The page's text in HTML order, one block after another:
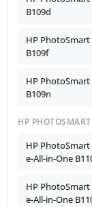
B109d
HP PhotoSmart
B109f
HP PhotoSmart
B109n
HP
HP PhotoSmart
e-All-in-One
HP PhotoSmart
e-All-in-One